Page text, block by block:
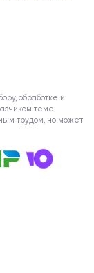
обработке и
теме.
трудом, но может